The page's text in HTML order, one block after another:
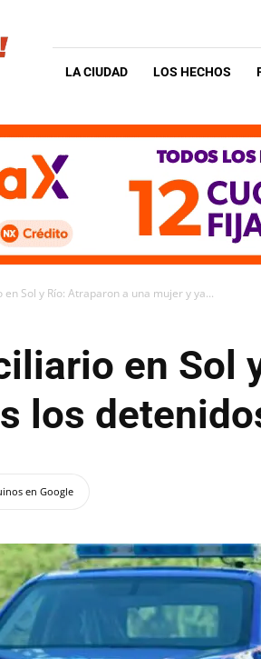
LA CIUDAD LOS HECHOS
en Sol y Río: Atraparon a una mujer y ya...
en Sol
los
en Google